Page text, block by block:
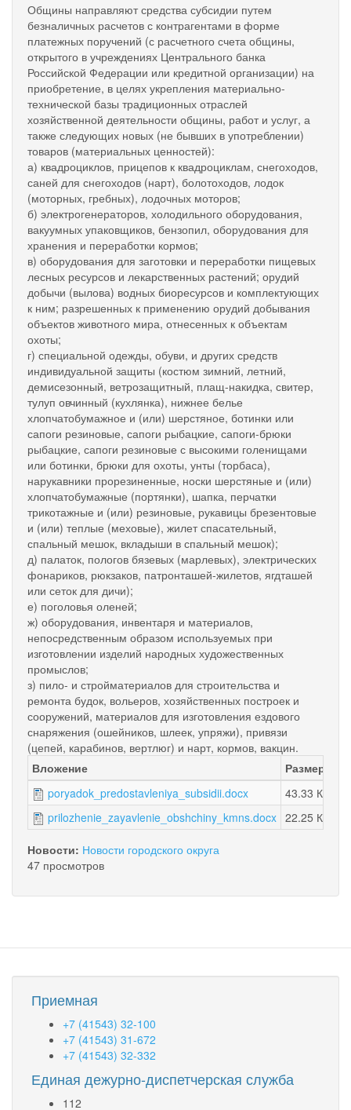
Общины направляют средства субсидии путем
безналичных расчетов с контрагентами в форме
платежных поручений (с расчетного счета общины,
открытого в учреждениях Центрального банка
Российской Федерации или кредитной организации) на
приобретение, в целях укрепления материально-
технической базы традиционных отраслей
хозяйственной деятельности общины, работ и услуг, а
также следующих новых (не бывших в употреблении)
товаров (материальных ценностей):
а) квадроциклов, прицепов к квадроциклам, снегоходов,
саней для снегоходов (нарт), болотоходов, лодок
(моторных, гребных), лодочных моторов;
б) электрогенераторов, холодильного оборудования,
вакуумных упаковщиков, бензопил, оборудования для
хранения и переработки кормов;
в) оборудования для заготовки и переработки пищевых
лесных ресурсов и лекарственных растений; орудий
добычи (вылова) водных биоресурсов и комплектующих
к ним; разрешенных к применению орудий добывания
объектов животного мира, отнесенных к объектам
охоты;
г) специальной одежды, обуви, и других средств
индивидуальной защиты (костюм зимний, летний,
демисезонный, ветрозащитный, плащ-накидка, свитер,
тулуп овчинный (кухлянка), нижнее белье
хлопчатобумажное и (или) шерстяное, ботинки или
сапоги резиновые, сапоги рыбацкие, сапоги-брюки
рыбацкие, сапоги резиновые с высокими голенищами
или ботинки, брюки для охоты, унты (торбаса),
нарукавники прорезиненные, носки шерстяные и (или)
хлопчатобумажные (портянки), шапка, перчатки
трикотажные и (или) резиновые, рукавицы брезентовые
и (или) теплые (меховые), жилет спасательный,
спальный мешок, вкладыши в спальный мешок);
д) палаток, пологов бязевых (марлевых), электрических
фонариков, рюкзаков, патронташей-жилетов, ягдташей
или сеток для дичи);
е) поголовья оленей;
ж) оборудования, инвентаря и материалов,
непосредственным образом используемых при
изготовлении изделий народных художественных
промыслов;
з) пило- и стройматериалов для строительства и
ремонта будок, вольеров, хозяйственных построек и
сооружений, материалов для изготовления ездового
снаряжения (ошейников, шлеек, упряжи), привязи
(цепей, карабинов, вертлюг) и нарт, кормов, вакцин.
Вложение
Размер
poryadok_predostavleniya_subsidii.docx
43.33 КБ
prilozhenie_zayavlenie_obshchiny_kmns.docx 22.25 КБ
Новости: Новости городского округа
47 просмотров
Приемная
+7 (41543) 32-100
+7 (41543) 31-672
+7 (41543) 32-332
Единая дежурно-диспетчерская служба
112